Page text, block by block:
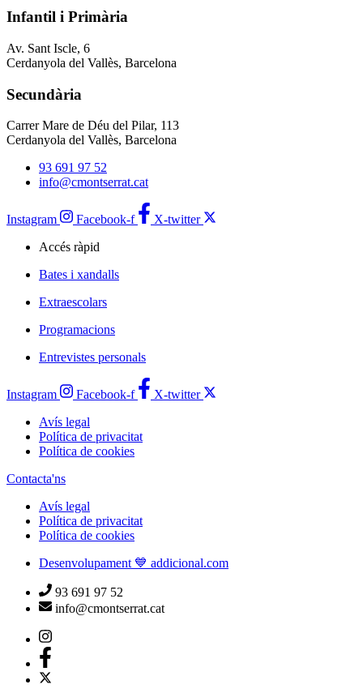
Infantil i Primària
Av. Sant Iscle, 6
Cerdanyola del Vallès, Barcelona
Secundària
Carrer Mare de Déu del Pilar, 113
Cerdanyola del Vallès, Barcelona
93 691 97 52
info@cmontserrat.cat
Instagram Facebook-f
X-twitter
Accés ràpid
Bates i xandalls
Extraescolars
Programacions
Entrevistes personals
Instagram Facebook-f
X-twitter
Avís legal
Política de privacitat
Política de cookies
Contacta'ns
Avís legal
Política de privacitat
Política de cookies
Desenvolupament 💙 addicional.com
93 691 97 52
info@cmontserrat.cat